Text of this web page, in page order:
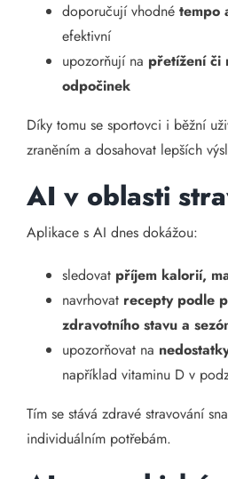
doporučují vhodné tempo
efektivní
upozorňují na přetížení či
odpočinek
Díky tomu se sportovci i běžní
zraněním a dosahovat lepších
AI v oblasti
Aplikace s AI dnes dokážou:
sledovat příjem kalorií,
navrhovat recepty podle
zdravotního stavu a
upozorňovat na
například vitaminu D v
Tím se stává zdravé stravování
individuálním potřebám.